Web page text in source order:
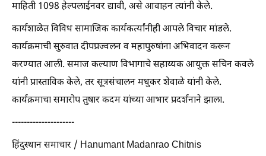
माहिती 1098 हेल्पलाईनवर द्यावी, असे आवाहन त्यांनी केले.
कार्यशाळेत विविध सामाजिक कार्यकर्त्यांनीही आपले विचार मांडले.
कार्यक्रमाची सुरुवात दीपप्रज्वलन व महापुरुषांना अभिवादन करून
करण्यात आली. समाज कल्याण विभागाचे सहाय्यक आयुक्त सचिन कवले
यांनी प्रास्ताविक केले, तर सूत्रसंचालन मधुकर शेवाळे यांनी केले.
कार्यक्रमाचा समारोप तुषार कदम यांच्या आभार प्रदर्शनाने झाला.
---------------------
हिंदुस्थान समाचार / Hanumant Madanrao Chitnis